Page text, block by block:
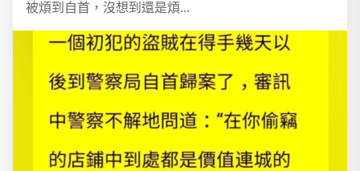
被煩到自首，沒想到還是煩...